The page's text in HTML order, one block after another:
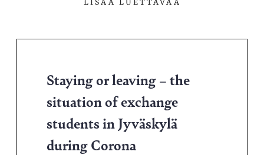
LISÄÄ LUETTAVAA
Staying or leaving – the
situation of exchange
students in Jyväskylä
during Corona